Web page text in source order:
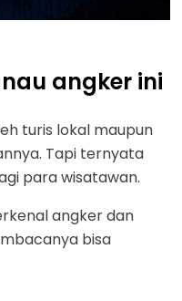
angker ini
turis lokal maupun
Tapi ternyata
para wisatawan.
angker dan
bisa